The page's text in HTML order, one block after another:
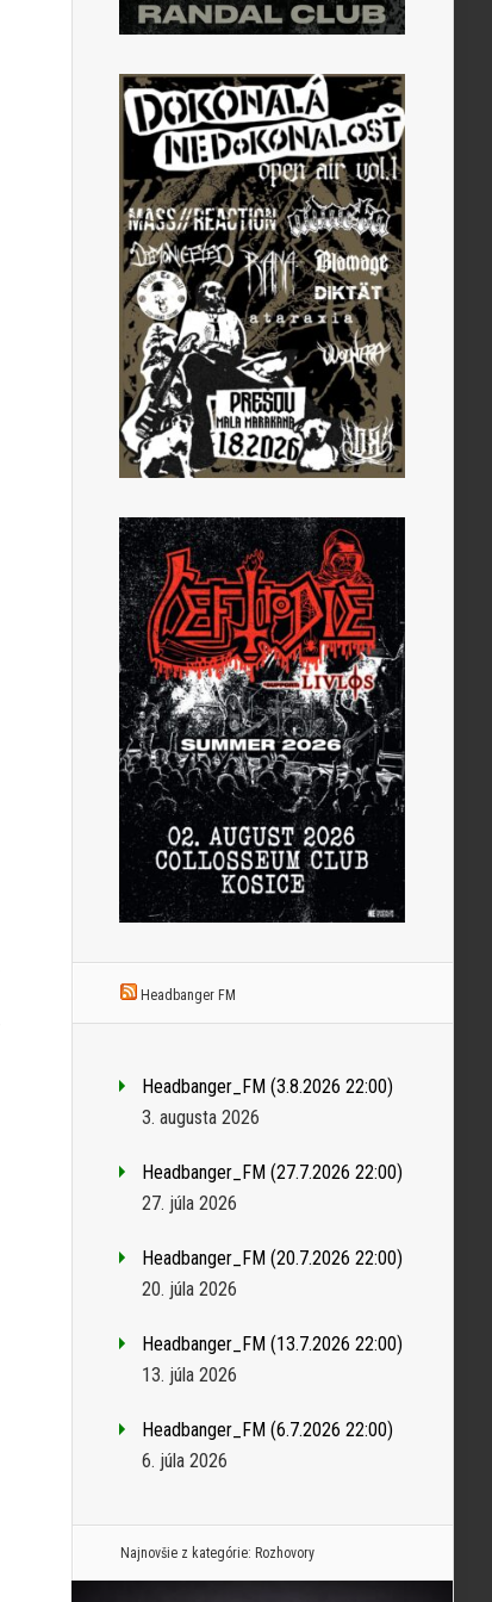
Headbanger FM
Headbanger_FM (3.8.2026 22:00)
3. augusta 2026
Headbanger_FM (27.7.2026 22:00)
27. júla 2026
Headbanger_FM (20.7.2026 22:00)
20. júla 2026
Headbanger_FM (13.7.2026 22:00)
13. júla 2026
Headbanger_FM (6.7.2026 22:00)
6. júla 2026
Najnovšie z kategórie: Rozhovory